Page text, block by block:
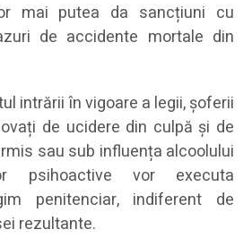
mai putea da sancțiuni cu
de accidente mortale din
intrării în vigoare a legii, șoferii
de ucidere din culpă și de
sau sub influența alcoolului
psihoactive vor executa
penitenciar, indiferent de
rezultante.